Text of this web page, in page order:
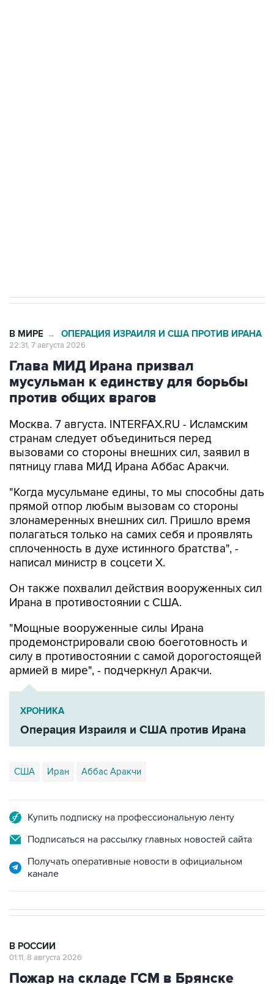
В МИРЕ → ОПЕРАЦИЯ ИЗРАИЛЯ И США ПРОТИВ ИРАНА
22:31, 7 августа 2026
Глава МИД Ирана призвал
мусульман к единству для борьбы
против общих врагов
Москва. 7 августа. INTERFAX.RU - Исламским
странам следует объединиться перед
вызовами со стороны внешних сил, заявил в
пятницу глава МИД Ирана Аббас Аракчи.
"Когда мусульмане едины, то мы способны дать
прямой отпор любым вызовам со стороны
злонамеренных внешних сил. Пришло время
полагаться только на самих себя и проявлять
сплоченность в духе истинного братства", -
написал министр в соцсети Х.
Он также похвалил действия вооруженных сил
Ирана в противостоянии с США.
"Мощные вооруженные силы Ирана
продемонстрировали свою боеготовность и
силу в противостоянии с самой дорогостоящей
армией в мире", - подчеркнул Аракчи.
ХРОНИКА
Операция Израиля и США против Ирана
США Иран Аббас Аракчи
Купить подписку на профессиональную ленту
Подписаться на рассылку главных новостей сайта
Получать оперативные новости в официальном
канале
В РОССИИ
01:11, 8 августа 2026
Пожар на складе ГСМ в Брянске